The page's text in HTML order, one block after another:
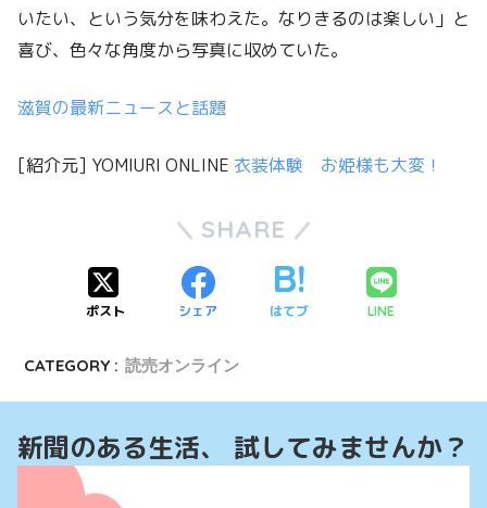
いたい、という気分を味わえた。なりきるのは楽しい」と
喜び、色々な角度から写真に収めていた。
滋賀の最新ニュースと話題
[紹介元] YOMIURI ONLINE 衣装体験 お姫様も大変！
SHARE
ポスト シェア はてブ LINE
CATEGORY : 読売オンライン
新聞のある生活、 試してみませんか？